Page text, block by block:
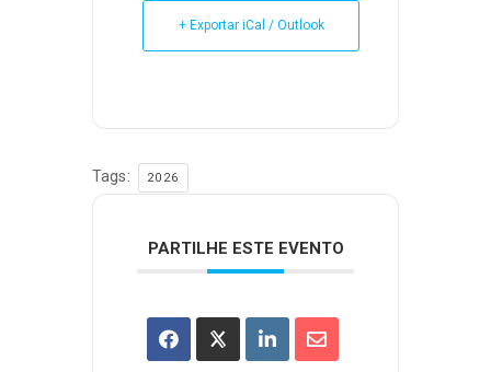
+ Exportar iCal / Outlook
Tags: 2026
PARTILHE ESTE EVENTO